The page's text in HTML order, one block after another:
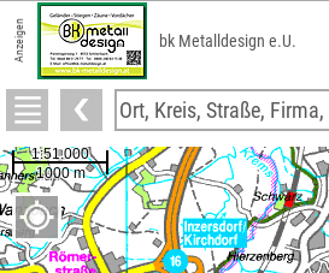
Anzeigen bk Metalldesign e.U.